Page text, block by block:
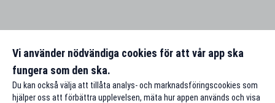
Vi använder nödvändiga cookies för att vår app ska
fungera som den ska.
Du kan också välja att tillåta analys- och marknadsföringscookies som
hjälper oss att förbättra upplevelsen, mäta hur appen används och visa